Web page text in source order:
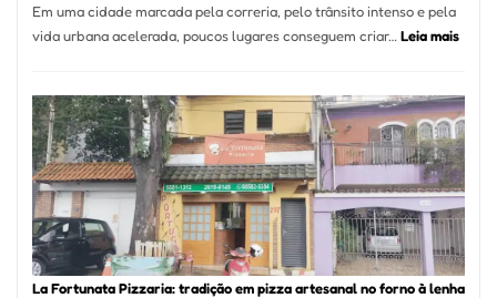
Em uma cidade marcada pela correria, pelo trânsito intenso e pela
vida urbana acelerada, poucos lugares conseguem criar… Leia mais:
Se
Um
dos
Mais
La Fortunata Pizzaria: tradição em pizza artesanal no forno à lenha